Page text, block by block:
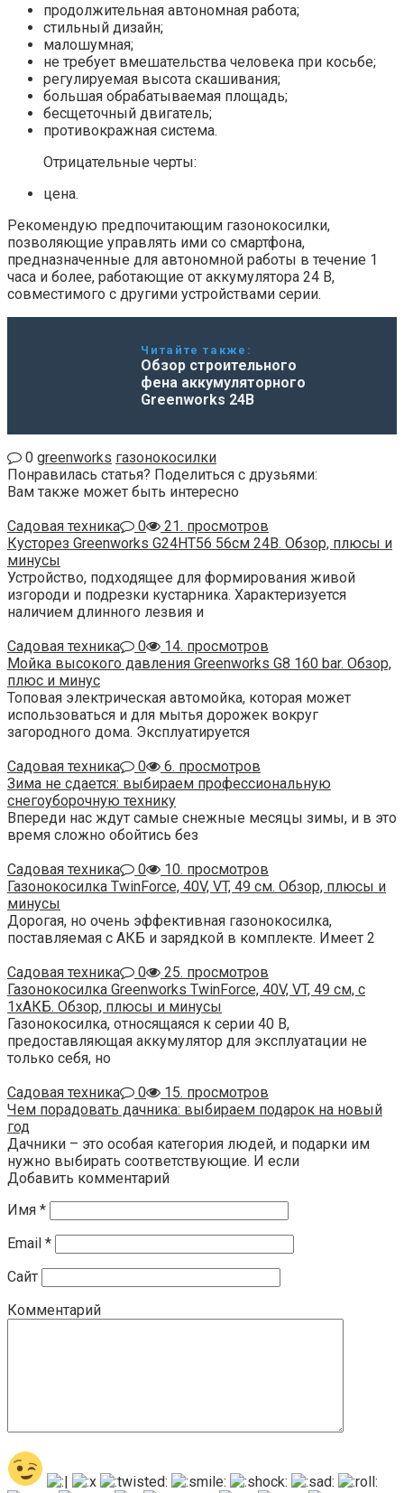
продолжительная автономная работа;
стильный дизайн;
малошумная;
не требует вмешательства человека при косьбе;
регулируемая высота скашивания;
большая обрабатываемая площадь;
бесщеточный двигатель;
противокражная система.
Отрицательные черты:
цена.
Рекомендую предпочитающим газонокосилки,
позволяющие управлять ими со смартфона,
предназначенные для автономной работы в течение 1
часа и более, работающие от аккумулятора 24 В,
совместимого с другими устройствами серии.
Читайте также:
Обзор строительного
фена аккумуляторного
Greenworks 24В
0 greenworks газонокосилки
Понравилась статья? Поделиться с друзьями:
Вам также может быть интересно
Садовая техника
0
21. просмотров
Кусторез Greenworks G24HT56 56см 24В. Обзор, плюсы и
минусы
Устройство, подходящее для формирования живой
изгороди и подрезки кустарника. Характеризуется
наличием длинного лезвия и
Садовая техника
0
14. просмотров
Мойка высокого давления Greenworks G8 160 bar. Обзор,
плюс и минус
Топовая электрическая автомойка, которая может
использоваться и для мытья дорожек вокруг
загородного дома. Эксплуатируется
Садовая техника
0
6. просмотров
Зима не сдается: выбираем профессиональную
снегоуборочную технику
Впереди нас ждут самые снежные месяцы зимы, и в это
время сложно обойтись без
Садовая техника
0
10. просмотров
Газонокосилка TwinForce, 40V, VT, 49 см. Обзор, плюсы и
минусы
Дорогая, но очень эффективная газонокосилка,
поставляемая с АКБ и зарядкой в комплекте. Имеет 2
Садовая техника
0
25. просмотров
Газонокосилка Greenworks TwinForce, 40V, VT, 49 см, c
1хАКБ. Обзор, плюсы и минусы
Газонокосилка, относящаяся к серии 40 В,
предоставляющая аккумулятор для эксплуатации не
только себя, но
Садовая техника
0
15. просмотров
Чем порадовать дачника: выбираем подарок на новый
год
Дачники – это особая категория людей, и подарки им
нужно выбирать соответствующие. И если
Добавить комментарий
Имя *
Email *
Сайт
Комментарий